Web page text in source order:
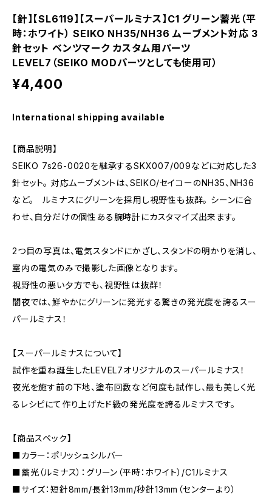
【針】【SL6119】【スーパールミナス】C1 グリーン蓄光（平
時：ホワイト） SEIKO NH35/NH36 ムーブメント対応 3
針セット ベンツマーク カスタム用パーツ
LEVEL7（SEIKO MODパーツとしても使用可）
¥4,400
International shipping available
【商品説明】
SEIKO 7s26-0020を継承するSKX007/009などに対応した3
針セット。 対応ムーブメントは、SEIKO/セイコーのNH35、NH36
など。 ルミナスにグリーンを採用し視野性も抜群。 シーンに合
わせ、自分だけの個性ある腕時計にカスタマイズ出来ます。
2つ目の写真は、電気スタンドにかざし、スタンドの明かりを消し、
室内の電気のみで撮影した画像となります。
視野性の悪い夕方でも、視野性は抜群！
闇夜では、鮮やかにグリーンに発光する驚きの発光度を誇るスー
パールミナス！
【スーパールミナスについて】
試作を重ね誕生したLEVEL7オリジナルのスーパールミナス！
夜光を施す前の下地、塗布回数など何度も試作し、最も美しく光
るレシピにて作り上げたド級の発光度を誇るルミナスです。
【商品スペック】
■カラー：ポリッシュシルバー
■蓄光（ルミナス）：グリーン（平時：ホワイト）/C1ルミナス
■サイズ：短針8mm/長針13mm/秒針13mm（センターより）